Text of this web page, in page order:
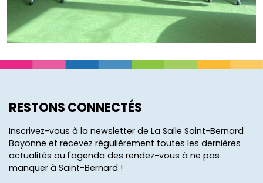
RESTONS CONNECTÉS
Inscrivez-vous à la newsletter de La Salle Saint-Bernard
Bayonne et recevez régulièrement toutes les dernières
actualités ou l'agenda des rendez-vous à ne pas
manquer à Saint-Bernard !